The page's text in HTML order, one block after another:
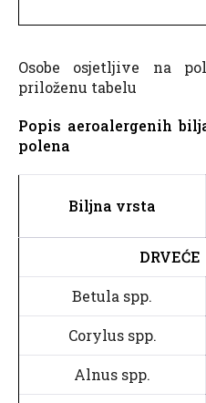
Osobe osjetljive na
priloženu tabelu
Popis aeroalergenih
polena
Biljna vrsta
DRVEĆE
Betula spp.
Corylus spp.
Alnus spp.